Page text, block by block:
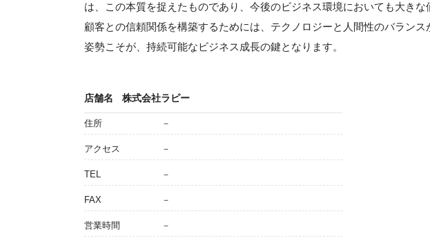
は、この本質を捉えたものであり、今後のビジネス環境においても大き
顧客との信頼関係を構築するためには、テクノロジーと人間性のバラン
姿勢こそが、持続可能なビジネス成長の鍵となります。
店舗名 株式会社ラピー
住所 －
アクセス －
TEL －
FAX －
営業時間 －